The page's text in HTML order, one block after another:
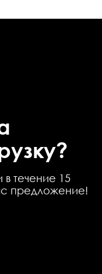
течение 15
предложение!